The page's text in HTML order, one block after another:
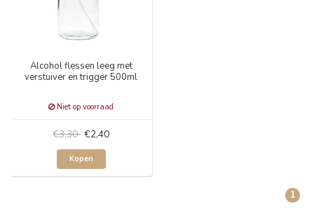
Alcohol flessen leeg met
verstuiver en trigger 500ml
Niet op voorraad
€3,30 €2,40
Kopen
1